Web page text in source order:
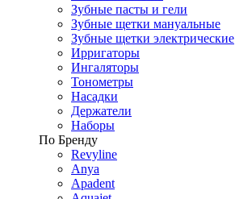
Зубные пасты и гели
Зубные щетки мануальные
Зубные щетки электрические
Ирригаторы
Ингаляторы
Тонометры
Насадки
Держатели
Наборы
По Бренду
Revyline
Anya
Apadent